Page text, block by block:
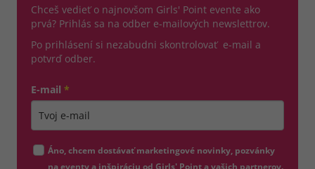
Chceš vedieť o najnovšom Girls' Point evente ako
prvá? Prihlás sa na odber e-mailových newslettrov.
Po prihlásení si nezabudni skontrolovať e-mail a
potvrď odber.
E-mail *
Áno, chcem dostávať marketingové novinky, pozvánky
na eventy a inšpiráciu od Girls' Point a vašich partnerov.